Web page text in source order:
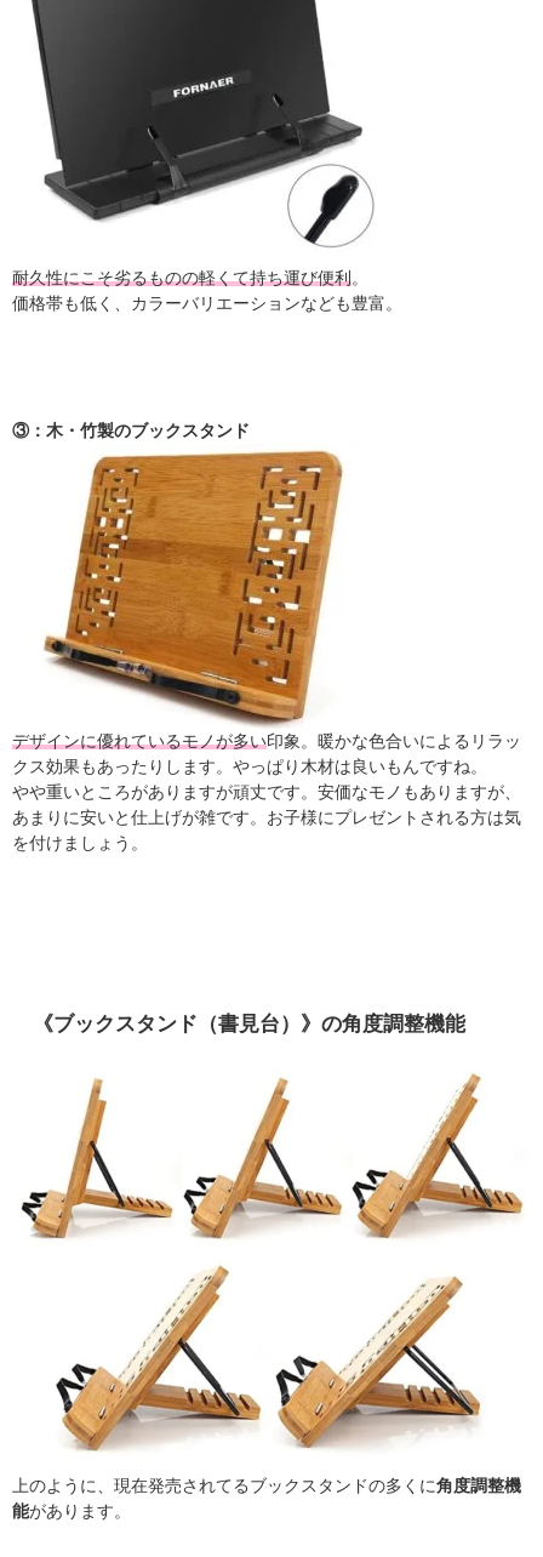
耐久性にこそ劣るものの軽くて持ち運び便利。
価格帯も低く、カラーバリエーションなども豊富。
③：木・竹製のブックスタンド
デザインに優れているモノが多い印象。暖かな色合いによるリラッ
クス効果もあったりします。やっぱり木材は良いもんですね。
やや重いところがありますが頑丈です。安価なモノもありますが、
あまりに安いと仕上げが雑です。お子様にプレゼントされる方は気
を付けましょう。
《ブックスタンド（書見台）》の角度調整機能
上のように、現在発売されてるブックスタンドの多くに角度調整機
能があります。